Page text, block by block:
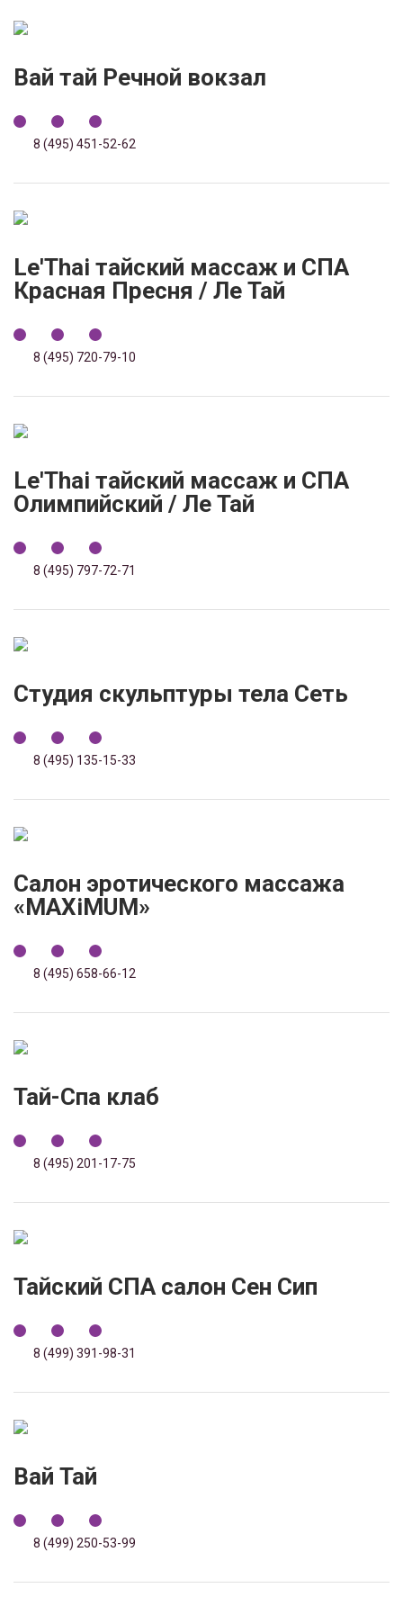
Вай тай Речной вокзал
8 (495) 451-52-62
Le'Thai тайский массаж и СПА
Красная Пресня / Ле Тай
8 (495) 720-79-10
Le'Thai тайский массаж и СПА
Олимпийский / Ле Тай
8 (495) 797-72-71
Студия скульптуры тела Сеть
8 (495) 135-15-33
Салон эротического массажа
«MAXiMUM»
8 (495) 658-66-12
Тай-Спа клаб
8 (495) 201-17-75
Тайский СПА салон Сен Сип
8 (499) 391-98-31
Вай Тай
8 (499) 250-53-99